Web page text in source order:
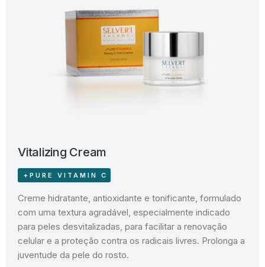
Vitalizing Cream
+PURE VITAMIN C
Creme hidratante, antioxidante e tonificante, formulado
com uma textura agradável, especialmente indicado
para peles desvitalizadas, para facilitar a renovação
celular e a proteção contra os radicais livres. Prolonga a
juventude da pele do rosto.